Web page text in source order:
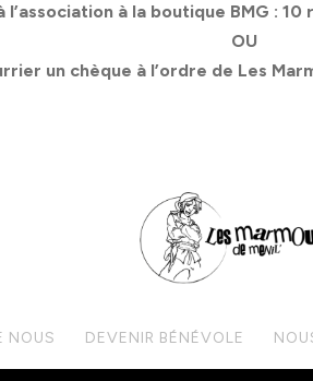
l’association à la boutique BMG :
OU
un chèque à l’ordre de Les
NOUS DEVENIR BÉNÉVOLE